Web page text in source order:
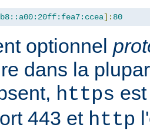
]: 80
optionnel
dans la
https
443 et http